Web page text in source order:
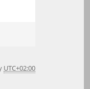
UTC+02:00